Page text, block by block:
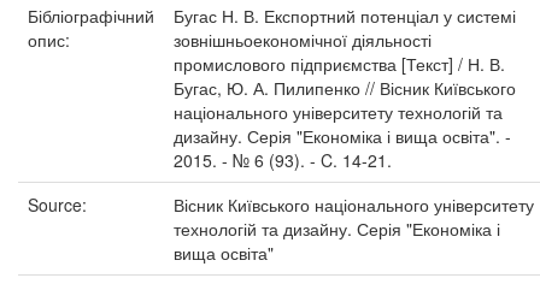
Бібліографічний
опис:
Бугас Н. В. Експортний потенціал у системі
зовнішньоекономічної діяльності
промислового підприємства [Текст] / Н. В.
Бугас, Ю. А. Пилипенко // Вісник Київського
національного університету технологій та
дизайну. Серія "Економіка і вища освіта". -
2015. - № 6 (93). - C. 14-21.
Source:
Вісник Київського національного університету
технологій та дизайну. Серія "Економіка і
вища освіта"